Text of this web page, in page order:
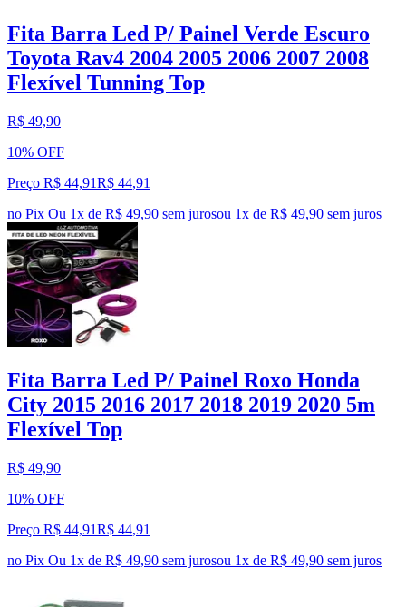
Fita Barra Led P/ Painel Verde Escuro
Toyota Rav4 2004 2005 2006 2007 2008
Flexível Tunning Top
R$ 49,90
10% OFF
Preço R$ 44,91R$ 44,91
no Pix Ou 1x de R$ 49,90 sem jurosou 1x de R$ 49,90 sem juros
Fita Barra Led P/ Painel Roxo Honda
City 2015 2016 2017 2018 2019 2020 5m
Flexível Top
R$ 49,90
10% OFF
Preço R$ 44,91R$ 44,91
no Pix Ou 1x de R$ 49,90 sem jurosou 1x de R$ 49,90 sem juros